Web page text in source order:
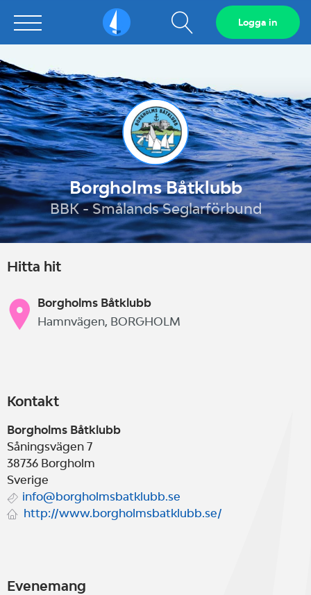
Sailarena Visa
sökfält
Logga in
Borgholms Båtklubb
BBK - Smålands Seglarförbund
Hitta hit
Borgholms Båtklubb
Hamnvägen, BORGHOLM
Kontakt
Borgholms Båtklubb
Såningsvägen 7
38736 Borgholm
Sverige
info@borgholmsbatklubb.se
http://www.borgholmsbatklubb.se/
Evenemang